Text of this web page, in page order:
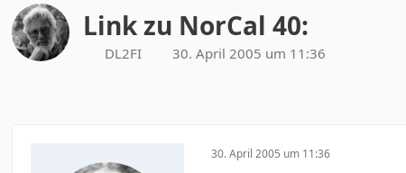
Link zu NorCal 40:
DL2FI 30. April 2005 um 11:36
30. April 2005 um 11:36